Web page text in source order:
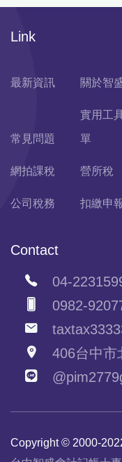
Link
最新資訊 關於智
常見問題
實用工
單
網拍課稅 營所稅
公司稅務 扣繳申
Contact
04-
0982-
406台中市
Copyright © 2000-